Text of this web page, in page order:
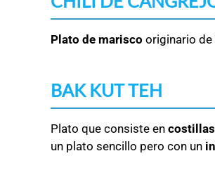
Plato de marisco originario de
BAK KUT TEH
Plato que consiste en
un plato sencillo pero con un